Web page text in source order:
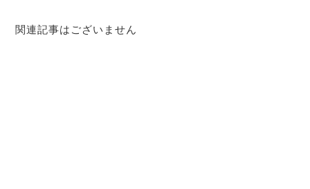
関連記事はございません